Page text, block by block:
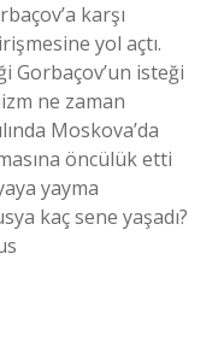
karşı
yol açtı.
Gorbaçov’un isteği
ne zaman
Moskova’da
öncülük etti
yayma
kaç sene yaşadı?